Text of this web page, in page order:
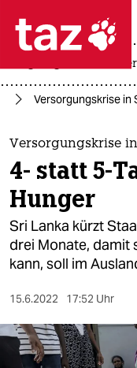

themen
politik
öko
gesellschaft
sport
berlin
usa
Versorgungskrise in
Versorgungskrise
4- statt 5-
Hunger
Sri Lanka kürzt
drei Monate, damit
kann, soll im
15.6.2022 17:52 Uhr